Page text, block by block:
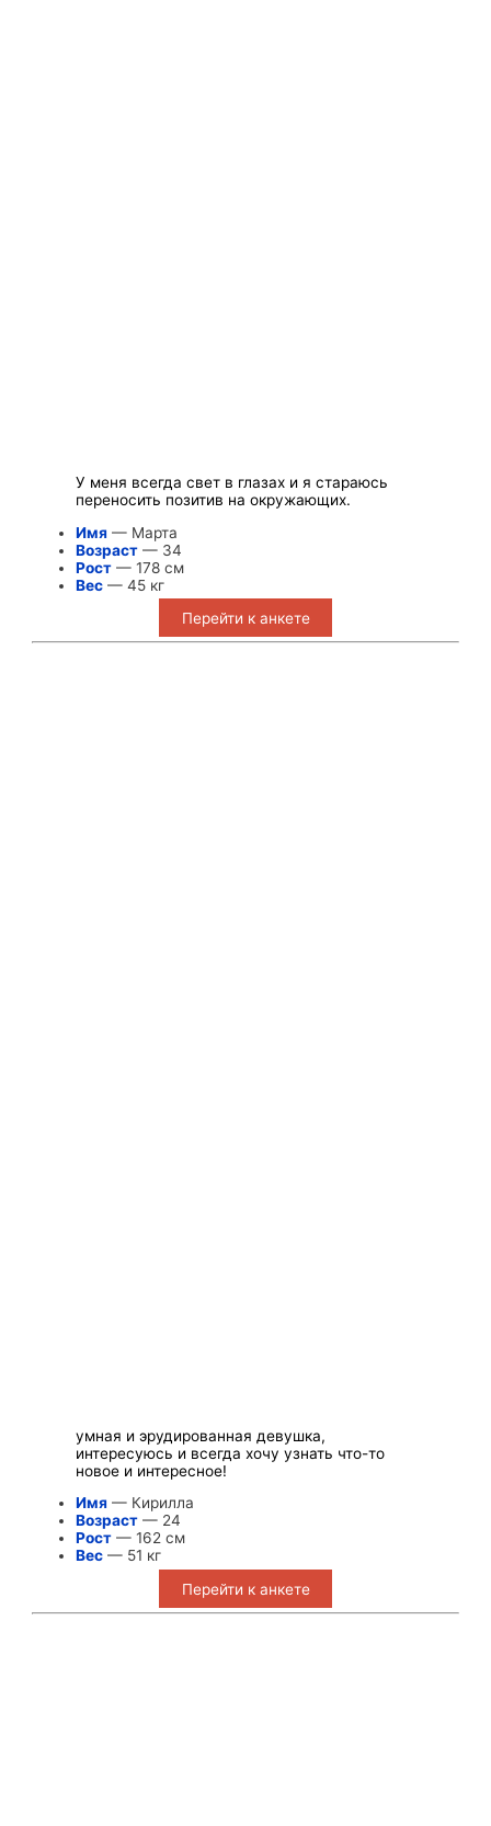
У меня всегда свет в глазах и я стараюсь
переносить позитив на окружающих.
Имя — Марта
Возраст — 34
Рост — 178 см
Вес — 45 кг
Перейти к анкете
умная и эрудированная девушка,
интересуюсь и всегда хочу узнать что-то
новое и интересное!
Имя — Кирилла
Возраст — 24
Рост — 162 см
Вес — 51 кг
Перейти к анкете